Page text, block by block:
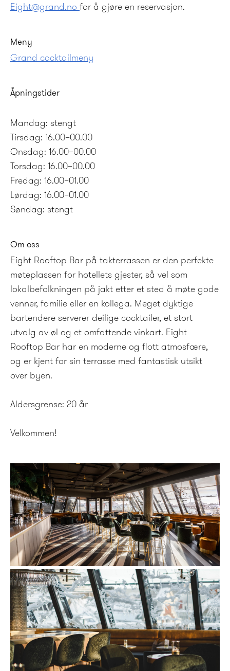
Eight@grand.no for å gjøre en reservasjon.
Meny
Grand cocktailmeny
Åpningstider
Mandag: stengt
Tirsdag: 16.00–00.00
Onsdag: 16.00–00.00
Torsdag: 16.00–00.00
Fredag: 16.00–01.00
Lørdag: 16.00–01.00
Søndag: stengt
Om oss
Eight Rooftop Bar på takterrassen er den perfekte
møteplassen for hotellets gjester, så vel som
lokalbefolkningen på jakt etter et sted å møte gode
venner, familie eller en kollega. Meget dyktige
bartendere serverer deilige cocktailer, et stort
utvalg av øl og et omfattende vinkart. Eight
Rooftop Bar har en moderne og flott atmosfære,
og er kjent for sin terrasse med fantastisk utsikt
over byen.
Aldersgrense: 20 år
Velkommen!